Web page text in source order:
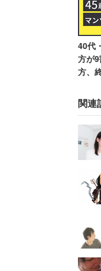
夫の
位「
「給
入が
「給
以
の
そ
に
40代
方が
方、
関連